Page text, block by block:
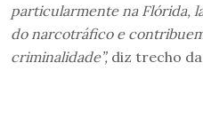
particularmente na Flórida,
do narcotráfico e
criminalidade”, diz trecho